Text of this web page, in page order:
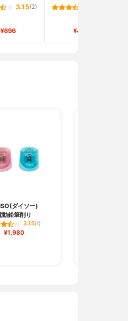
3.15(2)
¥696 ¥433
ダイソー)
動鉛筆削り
3.15(1)
¥1,980